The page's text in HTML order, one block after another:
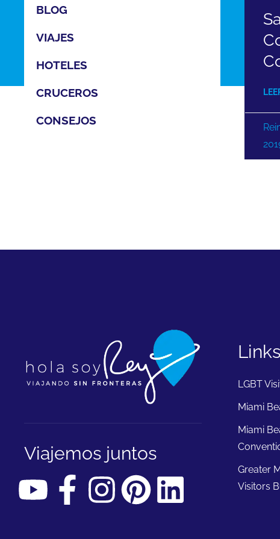
BLOG
VIAJES
HOTELES
CRUCEROS
CONSEJOS
Viajemos juntos
LGBT
Miami
Miami
Greater
Visitors